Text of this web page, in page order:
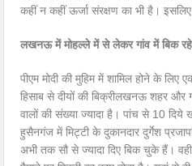
कहीं न कहीं ऊर्जा संरक्षण का भी है।
लखनऊ में मोहल्ले में से लेकर गांव में बिक रहे
पीएम मोदी की मुहिम में शामिल होने के
हिसाब से दीयों की बिक्रीलखनऊ शहर और
वालों की संख्या ज्यादा है। पांच से 10 दिये
हुसैनगंज में मिट्टी के दुकानदार दुर्गेश
अभी तक सौ से ज्यादा दिए बिक चुके हैं।